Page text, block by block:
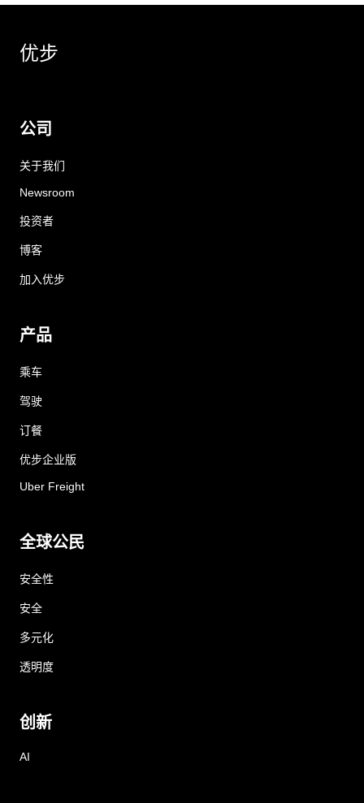
优步
公司
关于我们
Newsroom
投资者
博客
加入优步
产品
乘车
驾驶
订餐
优步企业版
Uber Freight
全球公民
安全性
安全
多元化
透明度
创新
AI